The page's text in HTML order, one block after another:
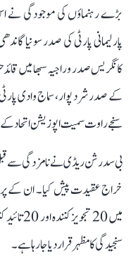
بڑے رہنماؤں کی موجودگی نے اس
پارلیمانی پارٹی کی صدر سونیا
کانگریس صدر و راجیہ سبھا میں
کے صدر شرد پوار، سماج وادی
سنجے راوت سمیت اپوزیشن اتحاد
بی سدرشن ریڈی نے نامزدگی سے
خراج عقیدت پیش کیا۔ ان کے
میں 20
سنجیدگی کا مظہر قرار دیا جا رہا ہے۔